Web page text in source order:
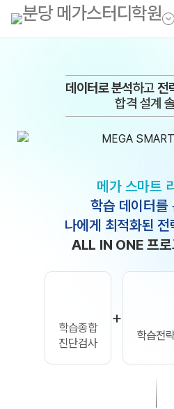
데이터로 분석하고전
합격 설계
메가 스마트
학습 데이터를
나에게 최적화된 전
ALL IN ONE 프
학습종합
진단검사
+
학습전